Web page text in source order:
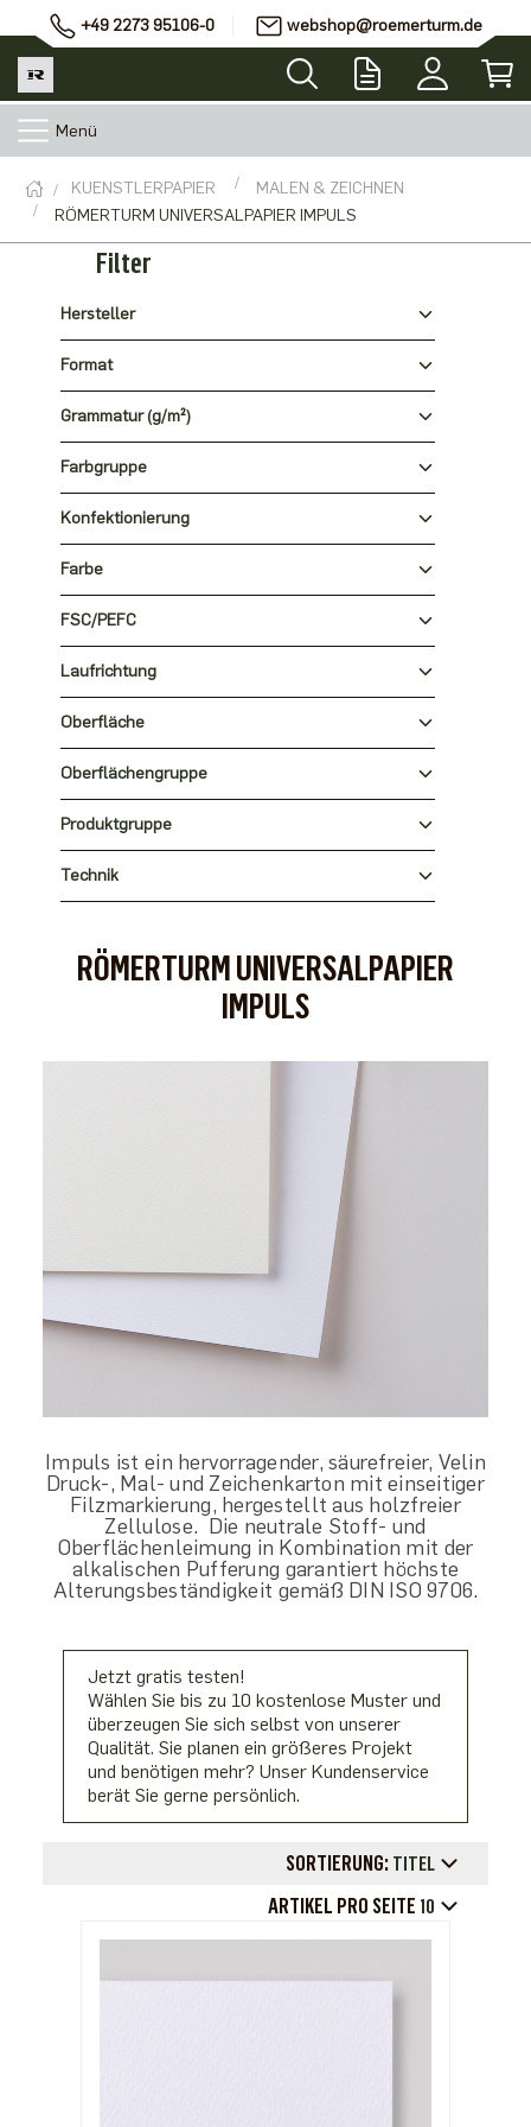
+49 2273 95106-0 webshop@roemerturm.de
Menü
KUENSTLERPAPIER
MALEN & ZEICHNEN
RÖMERTURM UNIVERSALPAPIER IMPULS
Filter
Hersteller
Format
Grammatur (g/m²)
Farbgruppe
Konfektionierung
Farbe
FSC/PEFC
Laufrichtung
Oberfläche
Oberflächengruppe
Produktgruppe
Technik
RÖMERTURM UNIVERSALPAPIER
IMPULS
Impuls ist ein hervorragender, säurefreier, Velin
Druck-, Mal- und Zeichenkarton mit einseitiger
Filzmarkierung, hergestellt aus holzfreier
Zellulose. Die neutrale Stoff- und
Oberflächenleimung in Kombination mit der
alkalischen Pufferung garantiert höchste
Alterungsbeständigkeit gemäß DIN ISO 9706.
Jetzt gratis testen!
Wählen Sie bis zu 10 kostenlose Muster und
überzeugen Sie sich selbst von unserer
Qualität. Sie planen ein größeres Projekt
und benötigen mehr? Unser Kundenservice
berät Sie gerne persönlich.
SORTIERUNG: TITEL
ARTIKEL PRO SEITE 10